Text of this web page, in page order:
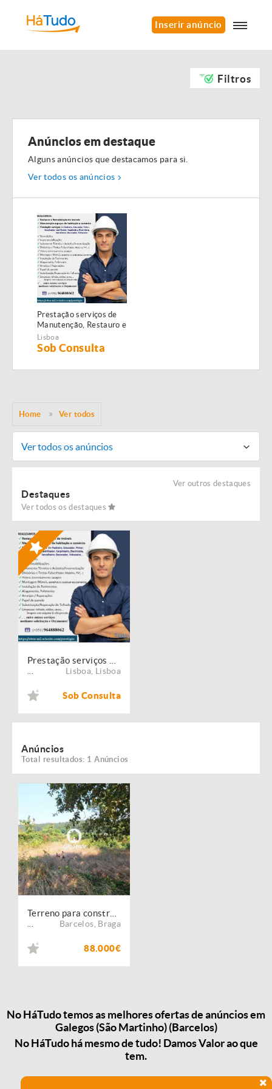
Inserir anúncio
Filtros
Anúncios em destaque
Alguns anúncios que destacamos para si.
Ver todos os anúncios
Prestação serviços de
Manutenção, Restauro e
Remodelação de
imóveis!
Lisboa
Sob Consulta
Home Ver todos
Ver todos os anúncios
Ver outros destaques
Destaques
Ver todos os destaques
Lisboa Lisboa
Sob Consulta
Anúncios
Total resultados: 1 Anúncios
Barcelos Braga
88.000€
No HáTudo temos as melhores ofertas de anúncios em
Galegos (São Martinho) (Barcelos)
No HáTudo há mesmo de tudo! Damos Valor ao que
tem.